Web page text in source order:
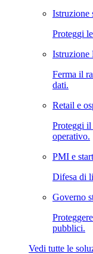
Istruzione
Proteggi
Istruzione
Ferma il
dati.
Retail e
Proteggi
operativo.
PMI e
Difesa di
Governo
pubblici.
Vedi tutte le